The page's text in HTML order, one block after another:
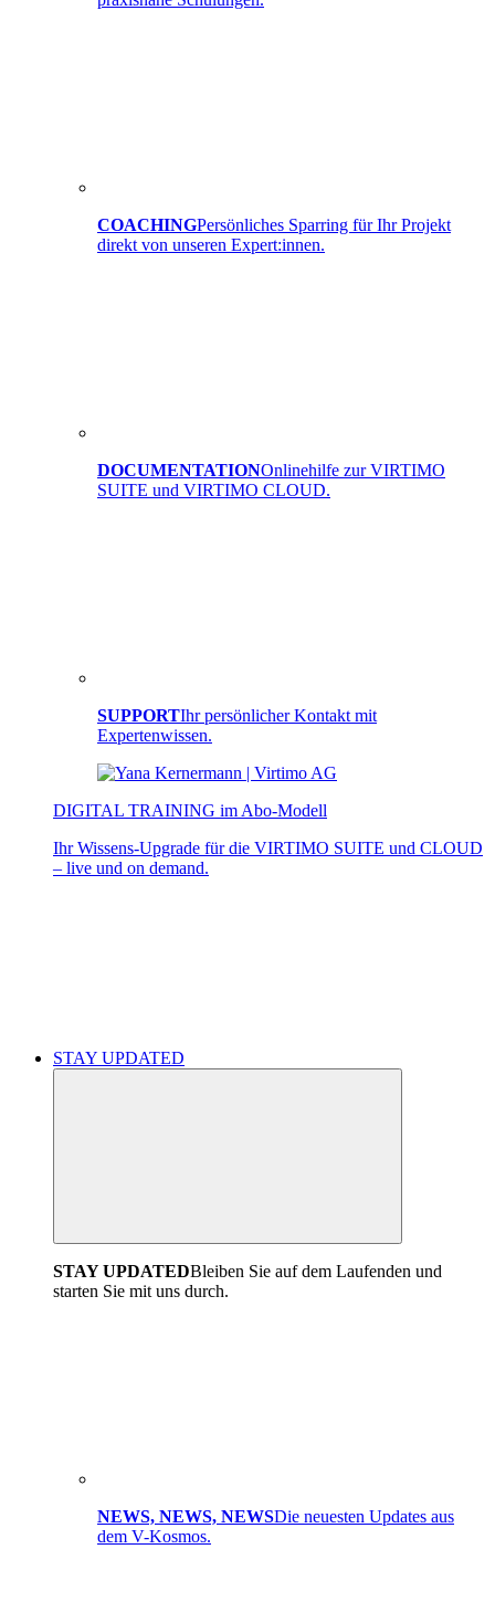
COACHINGPersönliches Sparring für Ihr Projekt
direkt von unseren Expert:innen.
DOCUMENTATIONOnlinehilfe zur VIRTIMO
SUITE und VIRTIMO CLOUD.
SUPPORTIhr persönlicher Kontakt mit
Expertenwissen.
DIGITAL TRAINING im Abo-Modell
Ihr Wissens-Upgrade für die VIRTIMO SUITE und CLOUD
– live und on demand.
STAY UPDATED
STAY UPDATEDBleiben Sie auf dem Laufenden und
starten Sie mit uns durch.
NEWS, NEWS, NEWSDie neuesten Updates aus
dem V-Kosmos.